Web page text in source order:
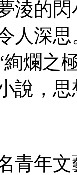
的閃
人深
爛之
說，
年文